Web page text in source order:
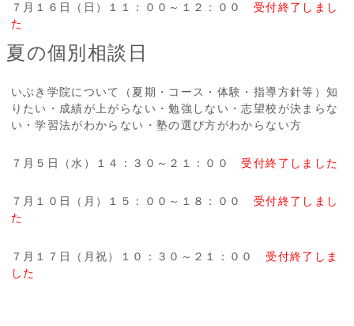
７月１６日（日）１１：００～１２：００ 受付終了しまし
た
夏の個別相談日
いぶき学院について（夏期・コース・体験・指導方針等）知
りたい・成績が上がらない・勉強しない・志望校が決まらな
い・学習法がわからない・塾の選び方がわからない方
７月５日（水）１４：３０～２１：００受付終了しました
７月１０日（月）１５：００～１８：００ 受付終了しまし
た
７月１７日（月祝）１０：３０～２１：００受付終了しま
した